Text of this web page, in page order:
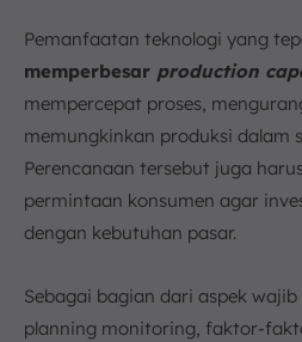
Pemanfaatan teknologi yang
memperbesar production
mempercepat proses,
memungkinkan produksi dalam
Perencanaan tersebut juga
permintaan konsumen agar
dengan kebutuhan pasar.
Sebagai bagian dari aspek
planning monitoring, faktor-